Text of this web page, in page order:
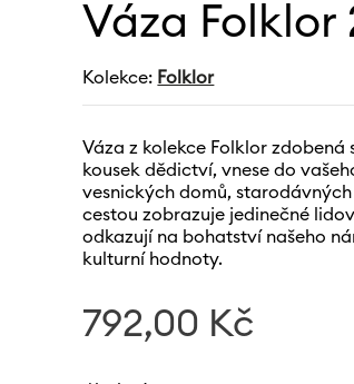
Váza Folklor
Kolekce: Folklor
Váza z kolekce Folklor
kousek dědictví, vnese do
vesnických domů,
cestou zobrazuje jedinečné
odkazují na bohatství našeho
kulturní hodnoty.
792,00 Kč